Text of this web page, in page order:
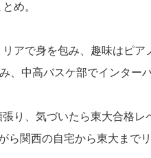
め。
アで身を包み、趣味はピ
、中高バスケ部でインター
り、気づいたら東大合格
ら関西の自宅から東大までリ